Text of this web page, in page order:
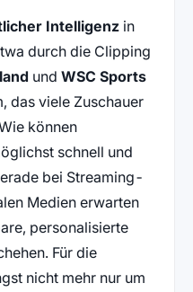
Intelligenzin
durch die Clipping
und WSC Sports
das viele Zuschauer
können
schnell und
bei Streaming-
Medien erwarten
personalisierte
Für die
nicht mehr nur um